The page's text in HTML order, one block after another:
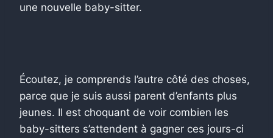
une nouvelle baby-sitter.
Écoutez, je comprends l’autre côté des choses,
parce que je suis aussi parent d’enfants plus
jeunes. Il est choquant de voir combien les
baby-sitters s’attendent à gagner ces jours-ci